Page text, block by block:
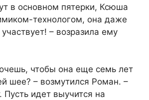
в основном пятерки, Ксюша
технологом, она даже
– возразила ему
чтобы она еще семь лет
шее? – возмутился Роман. –
Пусть идет выучится на